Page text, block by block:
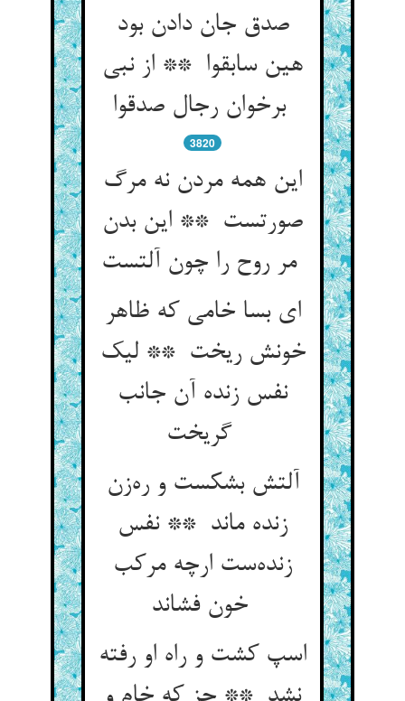
صدق جان دادن بود
هین سابقوا ** از نبی
برخوان رجال صدقوا
3820
این همه مردن نه مرگ
صورتست ** این بدن
مر روح را چون آلتست
ای بسا خامی که ظاهر
خونش ریخت ** لیک
نفس زنده آن جانب
گریخت
آلتش بشکست و ره‌زن
زنده ماند ** نفس
زنده‌ست ارچه مرکب
خون فشاند
اسپ کشت و راه او رفته